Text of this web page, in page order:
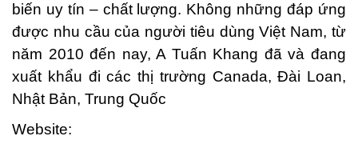
biến uy tín – chất lượng. Không những đáp ứng
được nhu cầu của người tiêu dùng Việt Nam, từ
năm 2010 đến nay, A Tuấn Khang đã và đang
xuất khẩu đi các thị trường Canada, Đài Loan,
Nhật Bản, Trung Quốc
Website: